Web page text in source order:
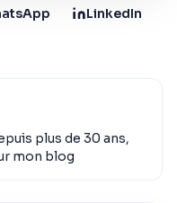
LinkedIn
plus de 30 ans,
mon blog